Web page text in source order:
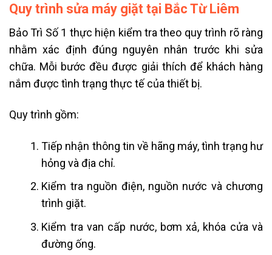
Quy trình sửa máy giặt tại Bắc Từ Liêm
Bảo Trì Số 1 thực hiện kiểm tra theo quy trình rõ ràng
nhằm xác định đúng nguyên nhân trước khi sửa
chữa. Mỗi bước đều được giải thích để khách hàng
nắm được tình trạng thực tế của thiết bị.
Quy trình gồm:
Tiếp nhận thông tin về hãng máy, tình trạng hư
hỏng và địa chỉ.
Kiểm tra nguồn điện, nguồn nước và chương
trình giặt.
Kiểm tra van cấp nước, bơm xả, khóa cửa và
đường ống.